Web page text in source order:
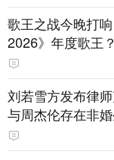
歌王之战今晚打响 谁将问鼎《歌
2026》年度歌王？
刘若雪方发布律
与周杰伦存在非
不实信息